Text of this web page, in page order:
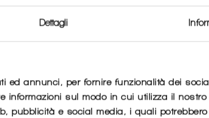
Dettagli
ed annunci, per fornire funzionalità dei
informazioni sul modo in cui utilizza il
pubblicità e social media, i quali